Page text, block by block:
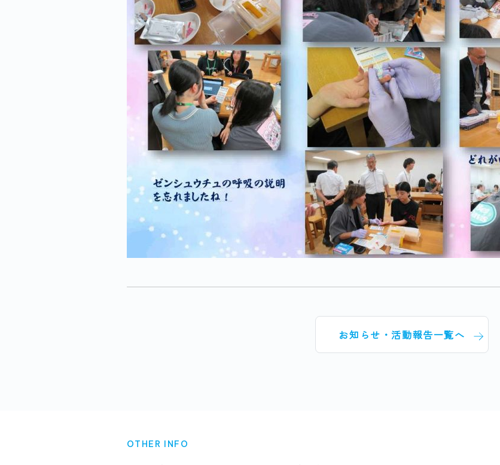
お知らせ・活動報告一覧へ
OTHER INFO